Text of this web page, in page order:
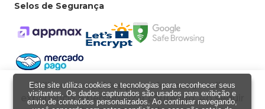
Selos de Segurança
Powered byDeveloped by
Utilizamos cookies para oferecer a melhor
experiência e personalizar conteúdo. Ao seguir
Este site utiliza cookies e tecnologias para reconhecer seus
visitantes. Os dados capturados são usados para exibição e
envio de conteúdos personalizados. Ao continuar navegando,